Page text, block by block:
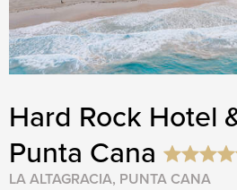
Hard Rock Hotel
Punta Cana
LA ALTAGRACIA, PUNTA CANA